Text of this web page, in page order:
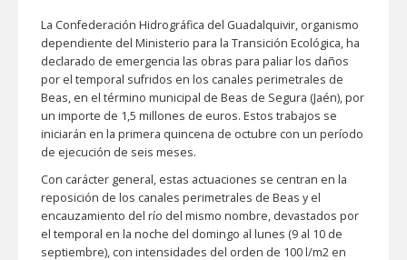
La Confederación Hidrográfica del Guadalquivir, organismo
dependiente del Ministerio para la Transición Ecológica, ha
declarado de emergencia las obras para paliar los daños
por el temporal sufridos en los canales perimetrales de
Beas, en el término municipal de Beas de Segura (Jaén), por
un importe de 1,5 millones de euros. Estos trabajos se
iniciarán en la primera quincena de octubre con un período
de ejecución de seis meses.
Con carácter general, estas actuaciones se centran en la
reposición de los canales perimetrales de Beas y el
encauzamiento del río del mismo nombre, devastados por
el temporal en la noche del domingo al lunes (9 al 10 de
septiembre), con intensidades del orden de 100 l/m2 en